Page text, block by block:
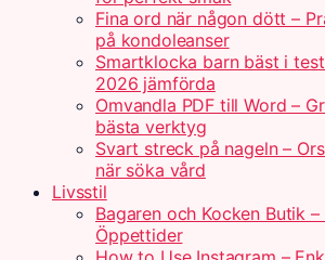
Fina ord när någon dött –
på kondoleanser
Smartklocka barn bäst i
2026 jämförda
Omvandla PDF till Word –
bästa verktyg
Svart streck på nageln –
när söka vård
Livsstil
Bagaren och Kocken Butik
Öppettider